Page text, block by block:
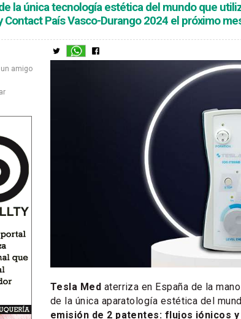
la única tecnología estética del mundo que
Contact País Vasco-Durango 2024 el próximo
un amigo
Tesla Med aterriza en España de la
de la única aparatología estética del
emisión de 2 patentes: flujos iónicos